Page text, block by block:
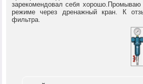
зарекомендовал себя
режиме через дренажный кран. К
фильтра.